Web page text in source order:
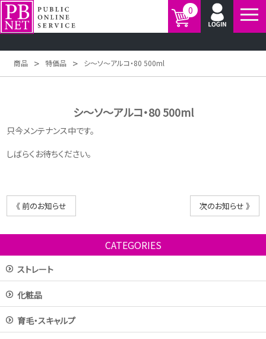
0
商品 > 特価品 > シ～ソ～アルコ・80 500ml
シ～ソ～アルコ・80 500ml
只今メンテナンス中です。
しばらくお待ちください。
《 前のお知らせ 次のお知らせ 》
CATEGORIES
ストレート
化粧品
育毛・スキャルプ